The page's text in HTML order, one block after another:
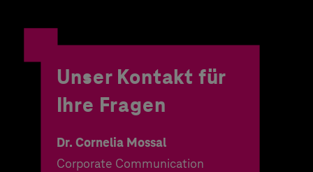
Unser Kontakt für
Ihre Fragen
Dr. Cornelia Mossal
Corporate Communication